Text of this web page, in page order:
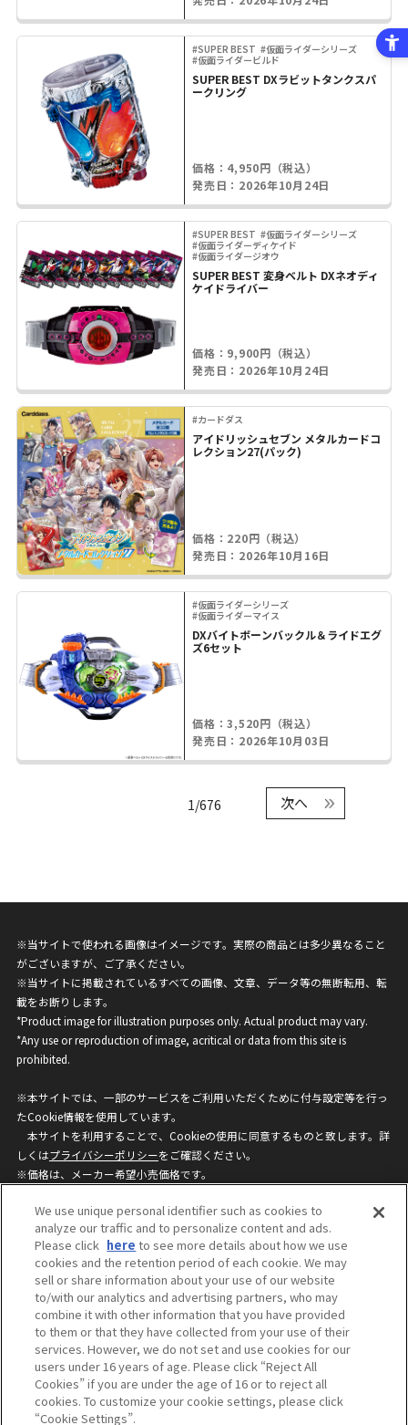
#SUPER BEST #仮面ライダーシリーズ
#仮面ライダービルド
SUPER BEST DXラビットタンクスパ
ークリング
価格：4,950円（税込）
発売日：2026年10月24日
#SUPER BEST #仮面ライダーシリーズ
#仮面ライダーディケイド
#仮面ライダージオウ
SUPER BEST 変身ベルト DXネオディ
ケイドライバー
価格：9,900円（税込）
発売日：2026年10月24日
#カードダス
アイドリッシュセブン メタルカードコ
レクション27(パック)
価格：220円（税込）
発売日：2026年10月16日
#仮面ライダーシリーズ
#仮面ライダーマイス
DXバイトボーンバックル＆ライドエグ
ズ6セット
価格：3,520円（税込）
発売日：2026年10月03日
1/676 次へ
※当サイトで使われる画像はイメージです。実際の商品とは多少異なること
がございますが、ご了承ください。
※当サイトに掲載されているすべての画像、文章、データ等の無断転用、転
載をお断りします。
*Product image for illustration purposes only. Actual product may vary.
*Any use or reproduction of image, acritical or data from this site is
prohibited.
※本サイトでは、一部のサービスをご利用いただくために付与設定等を行っ
たCookie情報を使用しています。
本サイトを利用することで、Cookieの使用に同意するものと致します。詳
しくはプライバシーポリシーをご確認ください。
※価格は、メーカー希望小売価格です。
ざいますのでご了承ください。
privacypolicy
Do Not Sell or Share My
Personal Information
ウェブサイトご利用条件
ソーシャルメディアポリシー
個人情報保護方針
お問い合わせ
©BANDAI
We use unique personal identifier such as cookies to
analyze our traffic and to personalize content and ads.
Please click here to see more details about how we use
cookies and the retention period of each cookie. We may
sell or share information about your use of our website
to/with our analytics and advertising partners, who may
combine it with other information that you have provided
to them or that they have collected from your use of their
services. However, we do not set and use cookies for our
users under 16 years of age. Please click “Reject All
Cookies” if you are under the age of 16 or to reject all
cookies. To customize your cookie settings, please click
“Cookie Settings”.